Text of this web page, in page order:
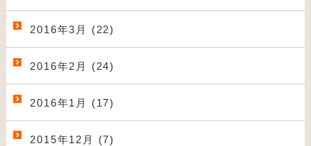
2016年3月 (22)
2016年2月 (24)
2016年1月 (17)
2015年12月 (7)